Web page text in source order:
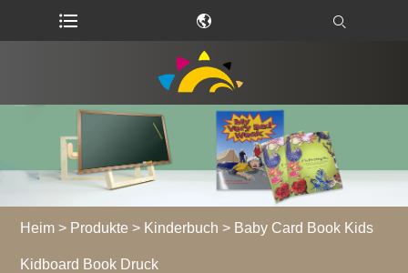
Heim > Produkte > Kinderbuch > Baby Card Book Kids
Kidboard Book Druck